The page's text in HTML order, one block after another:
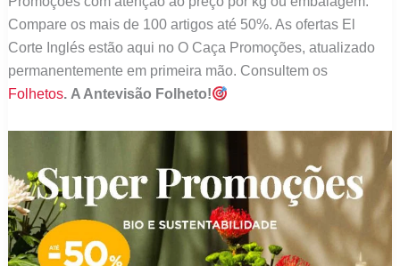
agosto
Compare os mais de 100 artigos até 50%. As ofertas El
Corte Inglés estão aqui no O Caça Promoções, atualizado
permanentemente em primeira mão. Consultem os
Folhetos. A Antevisão Folheto!